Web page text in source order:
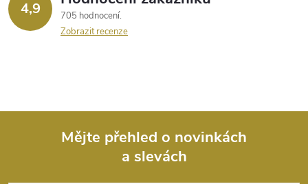
4,9
705 hodnocení
Zobrazit recenze
Mějte přehled o novinkách
a slevách